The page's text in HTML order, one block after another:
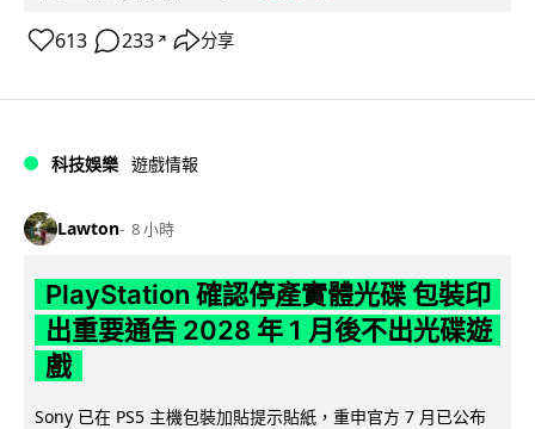
613 233 ↗ 分享
科技娛樂 遊戲情報
Lawton 8 小時
PlayStation 確認停產實體光碟 包裝印
出重要通告 2028 年 1 月後不出光碟遊
戲
Sony 已在 PS5 主機包裝加貼提示貼紙，重申官方 7 月已公布